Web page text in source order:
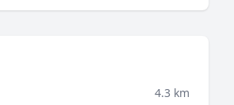
4.3 km